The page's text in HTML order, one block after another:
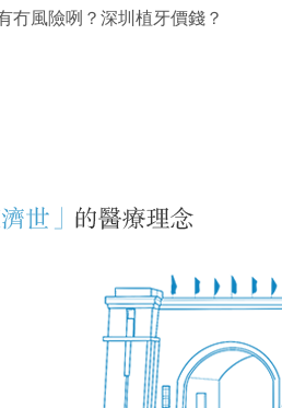
冇風險咧？深圳植牙價錢？